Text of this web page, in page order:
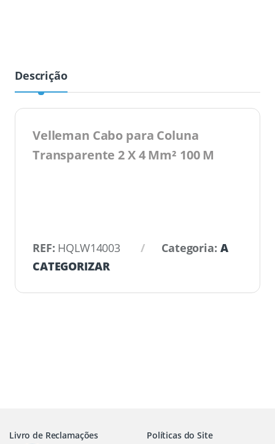
Descrição
Velleman Cabo para Coluna
Transparente 2 X 4 Mm² 100 M
REF: HQLW14003 Categoria: A
CATEGORIZAR
Livro de Reclamações
Políticas do Site